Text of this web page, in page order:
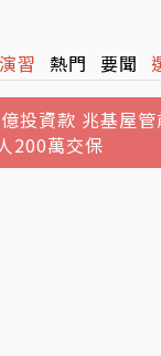
演習 熱門 要聞
投資款 兆基屋
200萬交保